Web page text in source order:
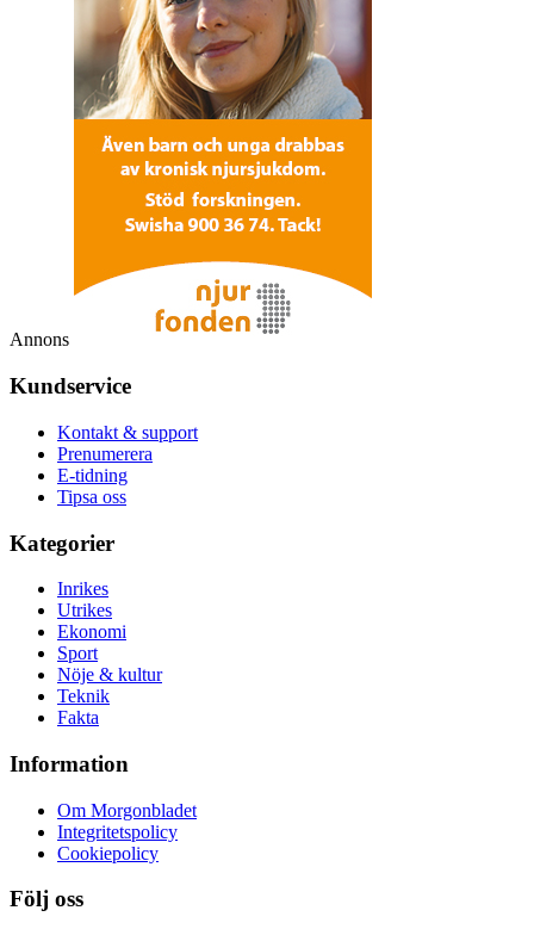
Annons
Kundservice
Kontakt & support
Prenumerera
E-tidning
Tipsa oss
Kategorier
Inrikes
Utrikes
Ekonomi
Sport
Nöje & kultur
Teknik
Fakta
Information
Om Morgonbladet
Integritetspolicy
Cookiepolicy
Följ oss